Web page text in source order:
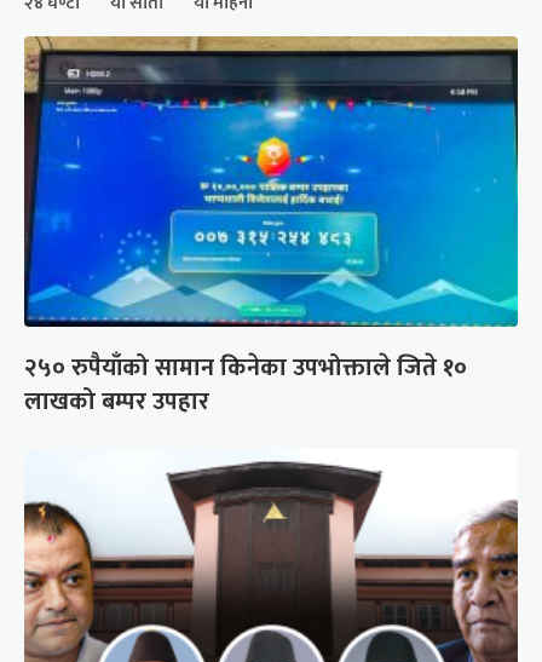
२५० रुपैयाँको सामान किनेका उपभोक्ताले जिते १०
लाखको बम्पर उपहार